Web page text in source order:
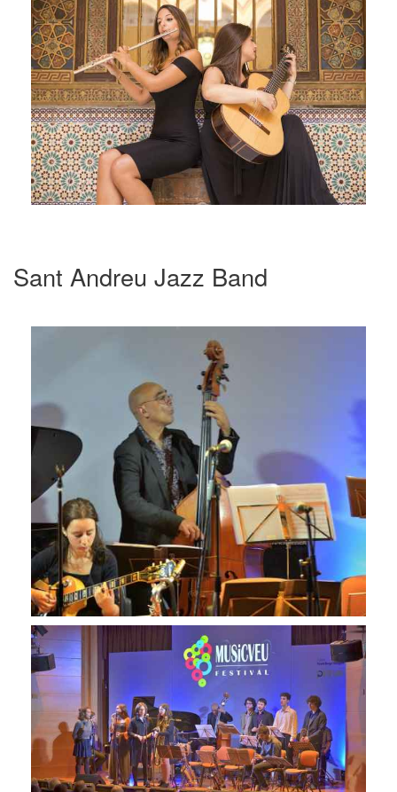
Sant Andreu Jazz Band